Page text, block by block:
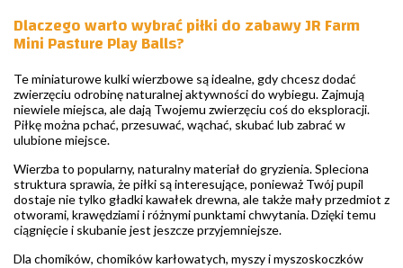
Dlaczego warto wybrać piłki do zabawy JR Farm
Mini Pasture Play Balls?
Te miniaturowe kulki wierzbowe są idealne, gdy chcesz dodać
zwierzęciu odrobinę naturalnej aktywności do wybiegu. Zajmują
niewiele miejsca, ale dają Twojemu zwierzęciu coś do eksploracji.
Piłkę można pchać, przesuwać, wąchać, skubać lub zabrać w
ulubione miejsce.
Wierzba to popularny, naturalny materiał do gryzienia. Spleciona
struktura sprawia, że piłki są interesujące, ponieważ Twój pupil
dostaje nie tylko gładki kawałek drewna, ale także mały przedmiot z
otworami, krawędziami i różnymi punktami chwytania. Dzięki temu
ciągnięcie i skubanie jest jeszcze przyjemniejsze.
Dla chomików, chomików karłowatych, myszy i myszoskoczków